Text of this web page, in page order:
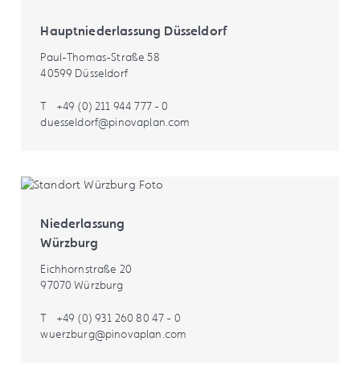
Hauptniederlassung Düsseldorf
Paul-Thomas-Straße 58
40599 Düsseldorf
T
+49 (0) 211 944 777 - 0
duesseldorf@pinovaplan.com
Niederlassung
Würzburg
Eichhornstraße 20
97070 Würzburg
T
+49 (0) 931 260 80 47 - 0
wuerzburg@pinovaplan.com